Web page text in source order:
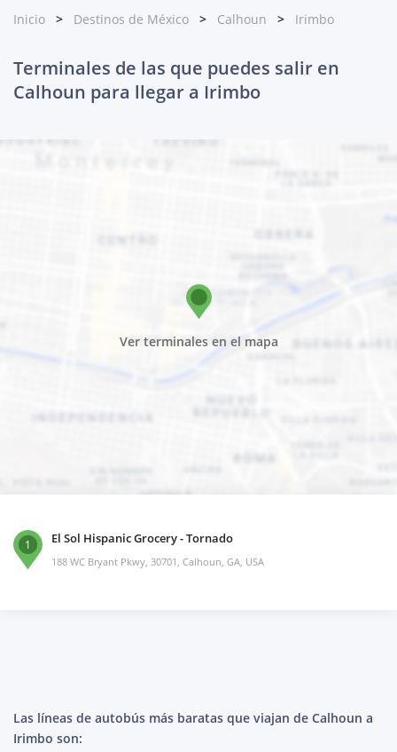
Inicio Destinos de México Calhoun Irimbo
Terminales de las que puedes salir en
Calhoun para llegar a Irimbo
Ver terminales en el mapa
1 El Sol Hispanic Grocery - Tornado
188 WC Bryant Pkwy, 30701, Calhoun, GA, USA
Las líneas de autobús más baratas que viajan de Calhoun a
Irimbo son: